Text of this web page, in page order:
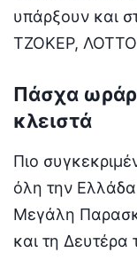
υπάρξουν και
ΤΖΟΚΕΡ,
Πάσχα
κλειστά
Πιο
όλη την
Μεγάλη
και τη